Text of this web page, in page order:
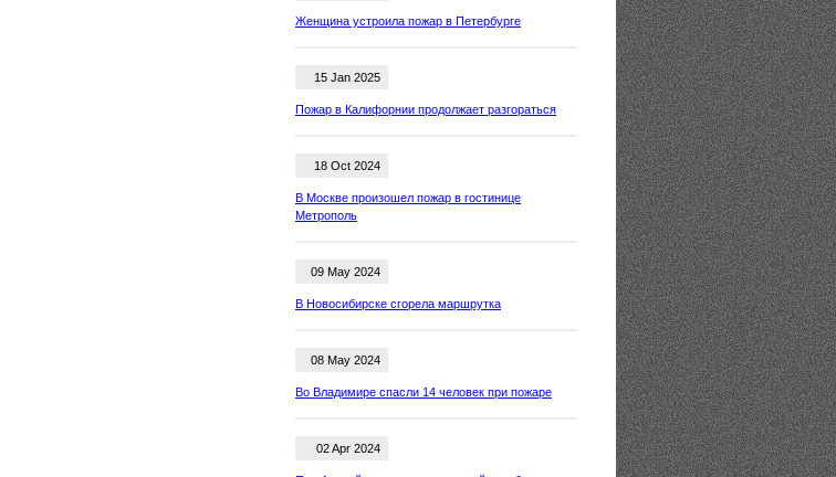
Женщина устроила пожар в Петербурге
15 Jan 2025
Пожар в Калифорнии продолжает разгораться
18 Oct 2024
В Москве произошел пожар в гостинице
Метрополь
09 May 2024
В Новосибирске сгорела маршрутка
08 May 2024
Во Владимире спасли 14 человек при пожаре
02 Apr 2024